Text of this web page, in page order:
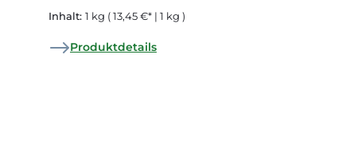
Inhalt: 1 kg ( 13,45 €* | 1 kg )
Produktdetails